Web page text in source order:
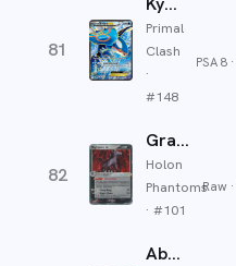
81
Primal
Clash
·
#148
PSA 8 ·
82
Gradhyena ex
Holon
Phantoms
· #101
Raw ·
Absol